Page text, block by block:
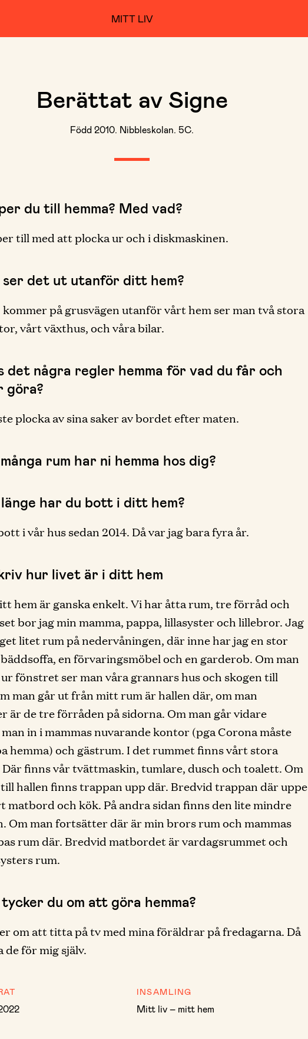
MITT LIV
Berättat av Signe
Född 2010. Nibbleskolan. 5C.
du till hemma? Med vad?
till med att plocka ur och i diskmaskinen.
det ut utanför ditt hem?
kommer på grusvägen utanför vårt hem ser man två stora
vårt växthus, och våra bilar.
det några regler hemma för vad du får och
göra?
plocka av sina saker av bordet efter maten.
rum har ni hemma hos dig?
har du bott i ditt hem?
i vår hus sedan 2014. Då var jag bara fyra år.
hur livet är i ditt hem
hem är ganska enkelt. Vi har åtta rum, tre förråd och
bor jag min mamma, pappa, lillasyster och lillebror. Jag
litet rum på nedervåningen, där inne har jag en stor
en förvaringsmöbel och en garderob. Om man
fönstret ser man våra grannars hus och skogen till
man går ut från mitt rum är hallen där, om man
är de tre förråden på sidorna. Om man går vidare
in i mammas nuvarande kontor (pga Corona måste
hemma) och gästrum. I det rummet finns vårt stora
finns vår tvättmaskin, tumlare, dusch och toalett. Om
hallen finns trappan upp där. Bredvid trappan där uppe
matbord och kök. På andra sidan finns den lite mindre
Om man fortsätter där är min brors rum och mammas
rum där. Bredvid matbordet är vardagsrummet och
rum.
du om att göra hemma?
om att titta på tv med mina föräldrar på fredagarna. Då
de för mig själv.
INSAMLING
Mitt liv – mitt hem